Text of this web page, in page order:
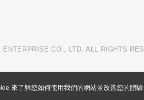
CO., LTD. ALL RIGHTS
來了解您如何使用我們的網站並改善您的體